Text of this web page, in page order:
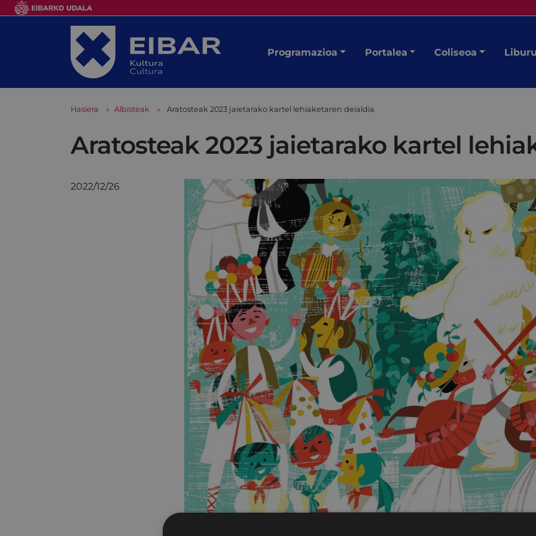
Programazioa Portalea Coliseoa
Hasiera Albisteak Aratosteak 2023 jaietarako kartel lehiaketaren deialdia
Aratosteak 2023 jaietarako kartel
2022/12/26